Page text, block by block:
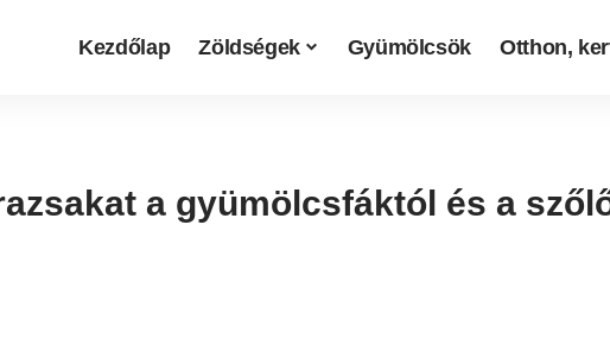
Kezdőlap Zöldségek Gyümölcsök Otthon,
a gyümölcsfáktól és a